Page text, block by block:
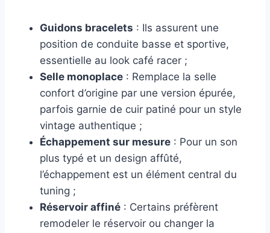
Guidons bracelets : Ils assurent une
position de conduite basse et sportive,
essentielle au look café racer ;
Selle monoplace : Remplace la selle
confort d’origine par une version épurée,
parfois garnie de cuir patiné pour un style
vintage authentique ;
Échappement sur mesure : Pour un son
plus typé et un design affûté,
l’échappement est un élément central du
tuning ;
Réservoir affiné : Certains préfèrent
remodeler le réservoir ou changer la